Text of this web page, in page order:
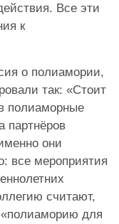
Все эти
к
о полиамории,
так: «Стоит
полиаморные
партнёров
они
все мероприятия
считают,
для